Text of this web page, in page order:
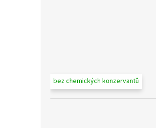
bez chemických konzervantů